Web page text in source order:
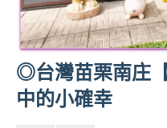
◎台灣苗栗南庄
中的小確幸